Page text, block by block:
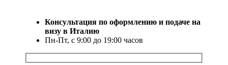
Консультация по оформлению и подаче на
визу в Италию
Пн-Пт, с 9:00 до 19:00 часов